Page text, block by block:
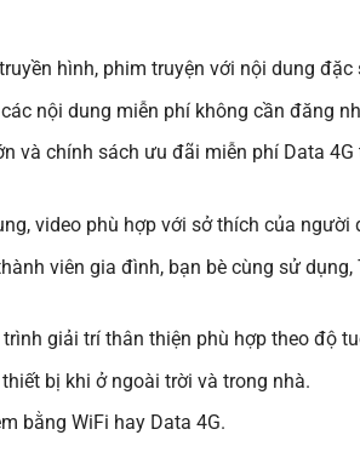
hình, phim truyện với nội dung đặc
nội dung miễn phí không cần đăng
và chính sách ưu đãi miễn phí Data
video phù hợp với sở thích của người
viên gia đình, bạn bè cùng sử dụng,
giải trí thân thiện phù hợp theo độ
bị khi ở ngoài trời và trong nhà.
bằng WiFi hay Data 4G.